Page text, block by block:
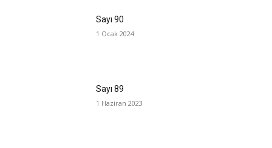
Sayı 90
1 Ocak 2024
Sayı 89
1 Haziran 2023